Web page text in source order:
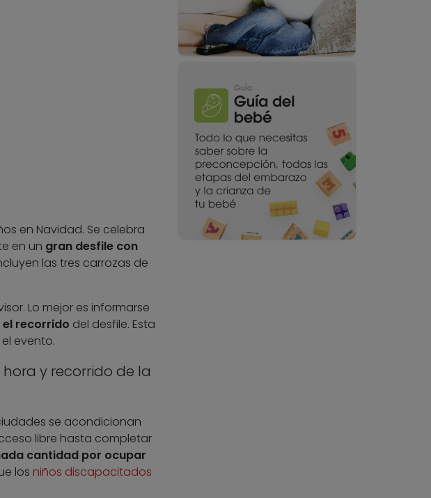
en Navidad. Se celebra
en un gran desfile con
las tres carrozas de
Lo mejor es informarse
recorrido del desfile. Esta
evento.
y recorrido de la
se acondicionan
libre hasta completar
cantidad por ocupar
los niños discapacitados